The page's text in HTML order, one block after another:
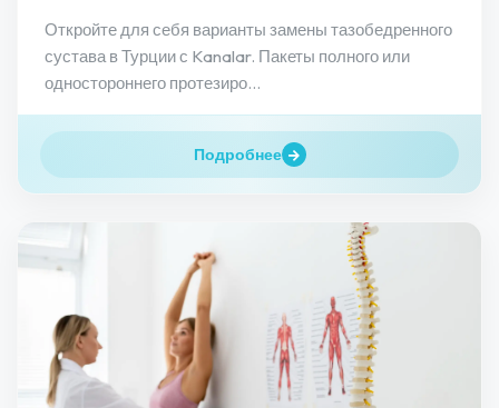
Откройте для себя варианты замены тазобедренного
сустава в Турции с Kanalar. Пакеты полного или
одностороннего протезиро...
Подробнее